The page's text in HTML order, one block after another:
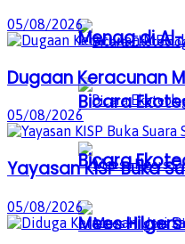
Bicara
Mees
Menag di
Bicara
05/08/2026
Dugaan Keracunan
05/08/2026
Yayasan KISP Buka
05/08/2026